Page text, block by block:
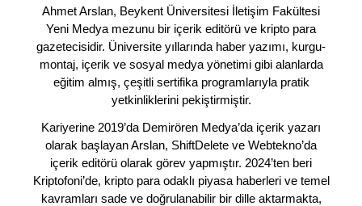
Ahmet Arslan, Beykent Üniversitesi İletişim Fakültesi
Yeni Medya mezunu bir içerik editörü ve kripto para
gazetecisidir. Üniversite yıllarında haber yazımı, kurgu-
montaj, içerik ve sosyal medya yönetimi gibi alanlarda
eğitim almış, çeşitli sertifika programlarıyla pratik
yetkinliklerini pekiştirmiştir.
Kariyerine 2019’da Demirören Medya’da içerik yazarı
olarak başlayan Arslan, ShiftDelete ve Webtekno’da
içerik editörü olarak görev yapmıştır. 2024’ten beri
Kriptofoni’de, kripto para odaklı piyasa haberleri ve temel
kavramları sade ve doğrulanabilir bir dille aktarmakta,